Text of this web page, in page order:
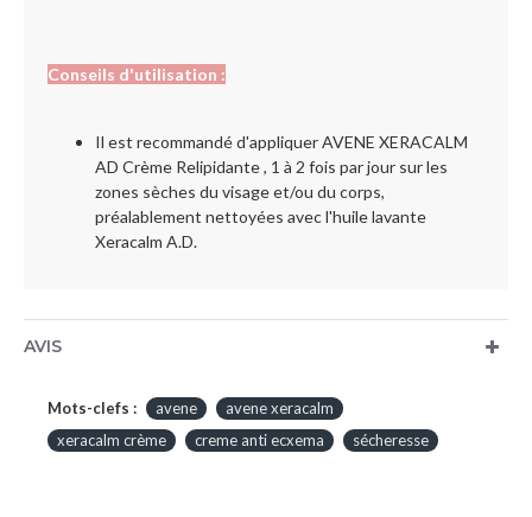
Conseils d'utilisation :
Il est recommandé d'appliquer AVENE XERACALM
AD Crème Relipidante , 1 à 2 fois par jour sur les
zones sèches du visage et/ou du corps,
préalablement nettoyées avec l'huile lavante
Xeracalm A.D.
AVIS
Mots-clefs : avene
avene xeracalm
xeracalm crème
creme anti ecxema sécheresse